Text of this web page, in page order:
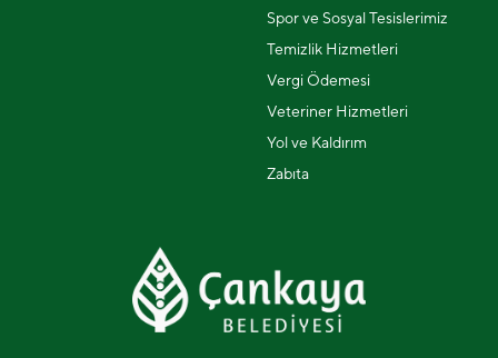
Spor ve Sosyal Tesislerimiz
Temizlik Hizmetleri
Vergi Ödemesi
Veteriner Hizmetleri
Yol ve Kaldırım
Zabıta